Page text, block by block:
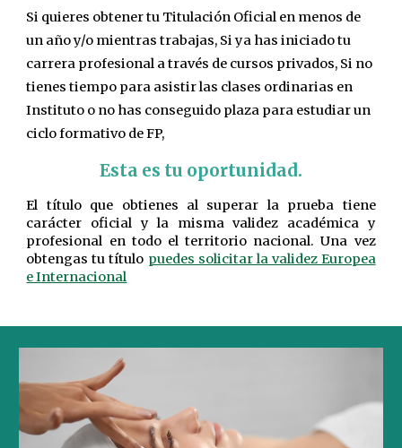
Si quieres obtener tu Titulación Oficial en menos de
un año y/o mientras trabajas, Si ya has iniciado tu
carrera profesional a través de cursos privados, Si no
tienes tiempo para asistir las clases ordinarias en
Instituto o no has conseguido plaza para estudiar un
ciclo formativo de FP,
Esta es tu oportunidad.
El título que obtienes al superar la prueba tiene
carácter oficial y la misma validez académica y
profesional en todo el territorio nacional. Una vez
obtengas tu título puedes solicitar la validez Europea
e Internacional